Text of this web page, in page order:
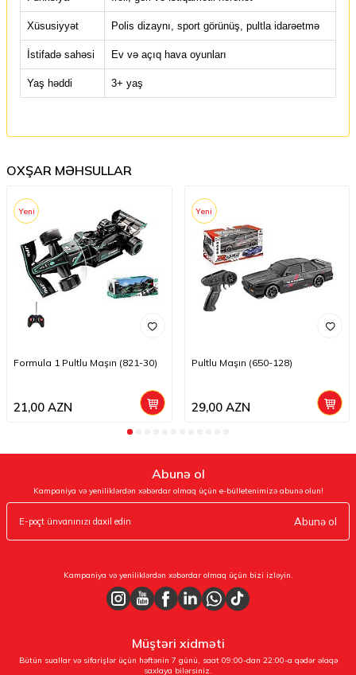
Xüsusiyyət Polis dizaynı, sport görünüş, pultla idarəetmə
İstifadə sahəsi Ev və açıq hava oyunları
Yaş həddi 3+ yaş
OXŞAR MƏHSULLAR
Yeni
Formula 1 Pultlu Maşın (821-30)
21,00 AZN
Yeni
Pultlu Maşın (650-128)
29,00AZN
Abunə ol
Kampaniya və yeniliklərdən xəbərdar olmaq üçün e-bülletenimizə abunə olun!
Abunə ol
Kampaniya və yeniliklərdən xəbərdar olmaq üçün bizi izləyin.
Müştəri xidməti
Bütün suallar və sifarişlər üçün həftənin 7 günü, saat 09:00-dan 22:00-a qədər əlaqə
saxlaya bilərsiniz.